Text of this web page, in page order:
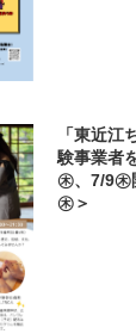
「東近江
験事業者
㊍、7/9㊍
㊍＞